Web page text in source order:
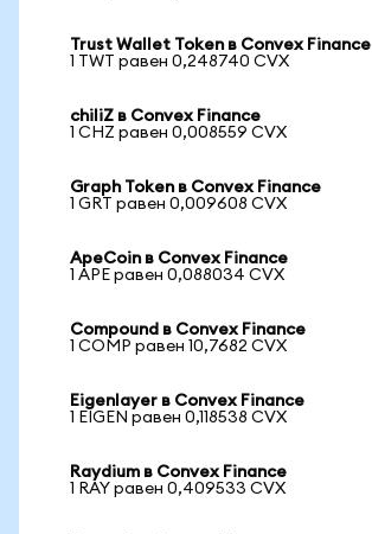
Trust Wallet Token в Convex Finance
1 TWT равен 0,248740 CVX
chiliZ в Convex Finance
1 CHZ равен 0,008559 CVX
Graph Token в Convex Finance
1 GRT равен 0,009608 CVX
ApeCoin в Convex Finance
1 APE равен 0,088034 CVX
Compound в Convex Finance
1 COMP равен 10,7682 CVX
Eigenlayer в Convex Finance
1 EIGEN равен 0,118538 CVX
Raydium в Convex Finance
1 RAY равен 0,409533 CVX